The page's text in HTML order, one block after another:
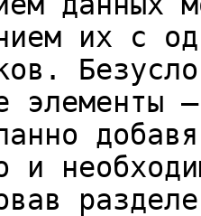
их с
элементы
и